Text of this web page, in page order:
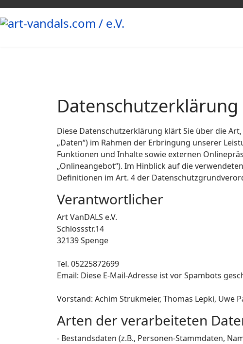
Datenschutzerklärung
Diese Datenschutzerklärung klärt Sie über die
„Daten“) im Rahmen der Erbringung unserer
Funktionen und Inhalte sowie externen
„Onlineangebot“). Im Hinblick auf die
Definitionen im Art. 4 der
Verantwortlicher
Art VanDALS e.V.
Schlossstr.14
32139 Spenge
Tel. 05225872699
Email: Diese E-Mail-Adresse ist vor Spambots
Vorstand: Achim Strukmeier, Thomas Lepki, Uwe
Arten der verarbeiteten
- Bestandsdaten (z.B., Personen-Stammdaten,